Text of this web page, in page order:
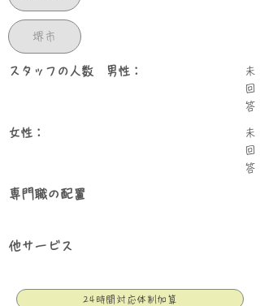
堺市
スタッフの人数 男性：
未
回
答
女性：
未
回
答
専門職の配置
他サービス
24時間対応体制加算